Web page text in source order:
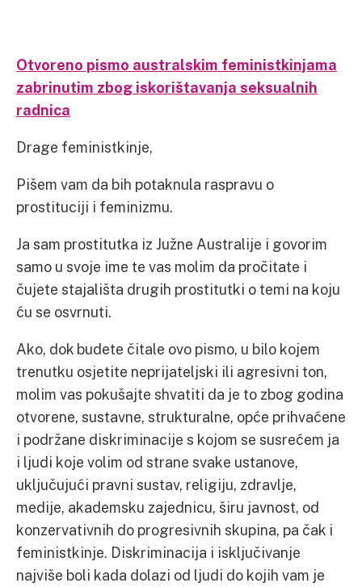
Otvoreno pismo australskim feministkinjama
zabrinutim zbog iskorištavanja seksualnih
radnica
Drage feministkinje,
Pišem vam da bih potaknula raspravu o
prostituciji i feminizmu.
Ja sam prostitutka iz Južne Australije i govorim
samo u svoje ime te vas molim da pročitate i
čujete stajališta drugih prostitutki o temi na koju
ću se osvrnuti.
Ako, dok budete čitale ovo pismo, u bilo kojem
trenutku osjetite neprijateljski ili agresivni ton,
molim vas pokušajte shvatiti da je to zbog godina
otvorene, sustavne, strukturalne, opće prihvaćene
i podržane diskriminacije s kojom se susrećem ja
i ljudi koje volim od strane svake ustanove,
uključujući pravni sustav, religiju, zdravlje,
medije, akademsku zajednicu, širu javnost, od
konzervativnih do progresivnih skupina, pa čak i
feministkinje. Diskriminacija i isključivanje
najviše boli kada dolazi od ljudi do kojih vam je